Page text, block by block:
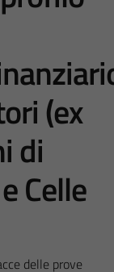
(ex
di
Celle
delle prove